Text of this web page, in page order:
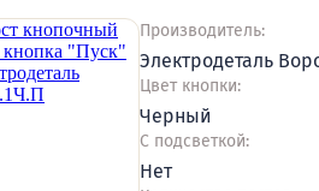
Производитель:
Электродеталь
Цвет кнопки:
Черный
С подсветкой:
Нет